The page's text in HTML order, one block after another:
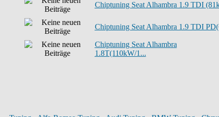
Chiptuning Seat Alhambra 1.9 TDI
Chiptuning Seat Alhambra 1.9 TDI
Chiptuning Seat Alhambra
1.8T(110kW/1...